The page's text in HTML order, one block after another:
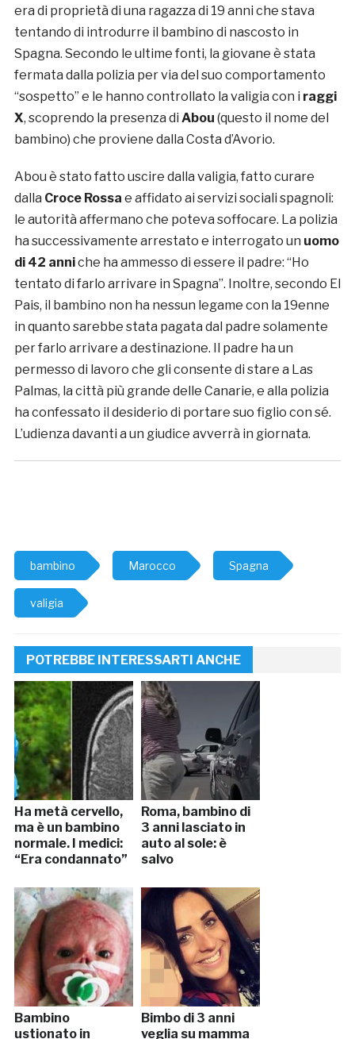
era di proprietà di una ragazza di 19 anni che stava
tentando di introdurre il bambino di nascosto in
Spagna. Secondo le ultime fonti, la giovane è stata
fermata dalla polizia per via del suo comportamento
“sospetto” e le hanno controllato la valigia con i raggi
X, scoprendo la presenza di Abou (questo il nome del
bambino) che proviene dalla Costa d’Avorio.
Abou è stato fatto uscire dalla valigia, fatto curare
dalla Croce Rossa e affidato ai servizi sociali spagnoli:
le autorità affermano che poteva soffocare. La polizia
ha successivamente arrestato e interrogato un uomo
di 42 anniche ha ammesso di essere il padre: “Ho
tentato di farlo arrivare in Spagna”. Inoltre, secondo El
Pais, il bambino non ha nessun legame con la 19enne
in quanto sarebbe stata pagata dal padre solamente
per farlo arrivare a destinazione. Il padre ha un
permesso di lavoro che gli consente di stare a Las
Palmas, la città più grande delle Canarie, e alla polizia
ha confessato il desiderio di portare suo figlio con sé.
L’udienza davanti a un giudice avverrà in giornata.
bambino Marocco Spagna
valigia
POTREBBE INTERESSARTI ANCHE
Ha metà cervello,
ma è un bambino
normale. I medici:
“Era condannato”
Roma, bambino di
3 anni lasciato in
auto al sole: è
salvo
Bambino
ustionato in
Bimbo di 3 anni
veglia su mamma